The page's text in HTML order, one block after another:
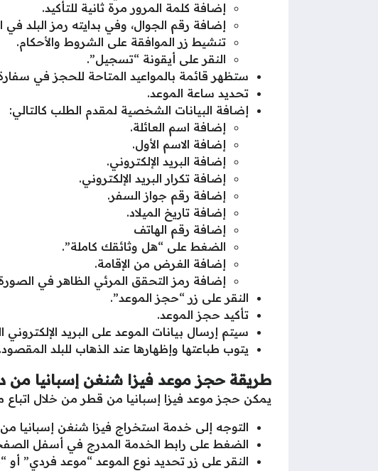
إضافة كلمة المرور مرة ثانية للتأكيد.
إضافة رقم الجوال، وفي بدايته رمز البلد
تنشيط زر الموافقة على الشروط والأحكام.
النقر على أيقونة “تسجيل”.
ستظهر قائمة بالمواعيد المتاحة للحجز في سفارة
تحديد ساعة الموعد.
إضافة البيانات الشخصية لمقدم الطلب كالتالي:
إضافة اسم العائلة.
إضافة الاسم الأول.
إضافة البريد الإلكتروني.
إضافة تكرار البريد الإلكتروني.
إضافة رقم جواز السفر.
إضافة تاريخ الميلاد.
إضافة رقم الهاتف
الضغط على “هل وثائقك كاملة”.
إضافة الغرض من الإقامة.
إضافة رمز التحقق المرئي الظاهر في
النقر على زر “حجز الموعد”.
تأكيد حجز الموعد.
سيتم إرسال بيانات الموعد على البريد
يتوب طباعتها وإظهارها عند الذهاب للبلد المقصود.
طريقة حجز موعد فيزا شنغن إسبانيا من
يمكن حجز موعد فيزا إسبانيا من قطر من خلال اتباع
التوجه إلى خدمة استخراج فيزا شنغن إسبانيا
الضغط على رابط الخدمة المدرج في أسفل
النقر على زر تحديد نوع الموعد “موعد فردي”